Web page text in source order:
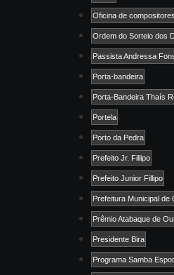
Oficina de compositores
Ordem do Sorteio dos
Passista Andressa
Porta-bandeira
Porta-Bandeira Thaís
Portela
Porto da Pedra
Prefeito Jr. Fillipo
Prefeito Junior Fillipo
Prefeitura Municipal de
Prêmio Atabaque de
Presidente Bira
Programa Samba